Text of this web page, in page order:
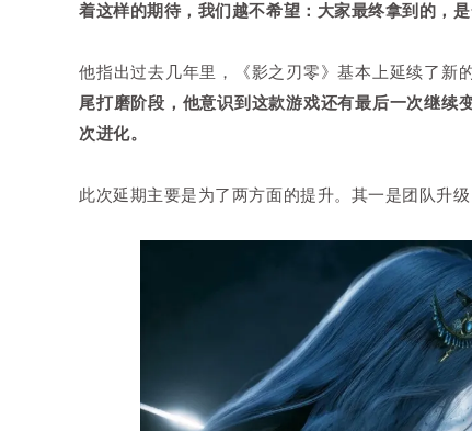
着这样的期待，我们越不希望：大家最终拿到的，
他指出过去几年里，《影之刃零》基本上延续了新
尾打磨阶段，他意识到这款游戏还有最后一次继续
次进化。
此次延期主要是为了两方面的提升。其一是团队升